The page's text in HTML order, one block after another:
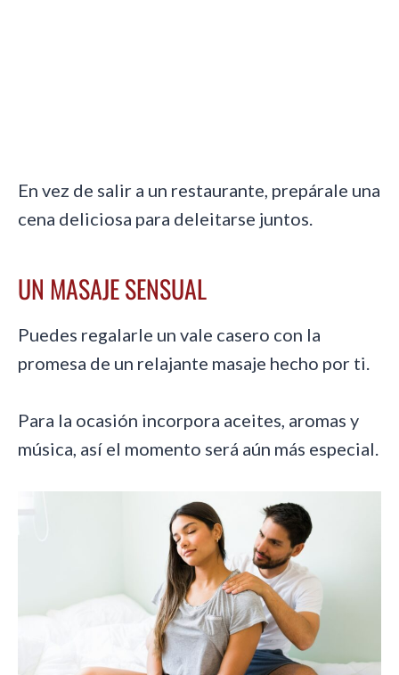
En vez de salir a un restaurante, prepárale una
cena deliciosa para deleitarse juntos.
UN MASAJE SENSUAL
Puedes regalarle un vale casero con la
promesa de un relajante masaje hecho por ti.
Para la ocasión incorpora aceites, aromas y
música, así el momento será aún más especial.